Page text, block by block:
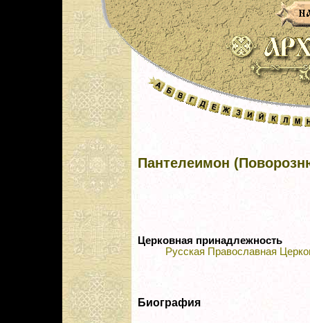
Пантелеимон
Церковная принадлежность
Русская Православная
Биография